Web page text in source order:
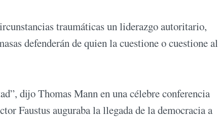
traumáticas un liderazgo autoritario,
defenderán de quien la cuestione o cuestione al
dijo Thomas Mann en una célebre conferencia
Faustus auguraba la llegada de la democracia a